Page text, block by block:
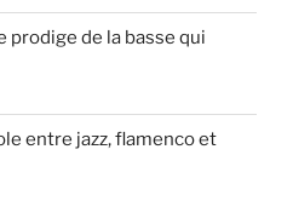
prodige de la basse qui
entre jazz, flamenco et